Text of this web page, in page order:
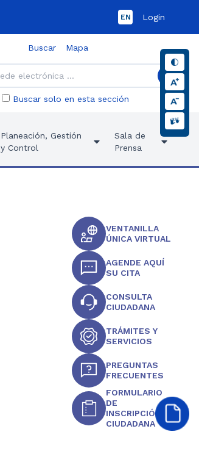
EN Login
Buscar Mapa
Buscar solo en esta sección
Planeación, Gestión
y Control
Sala de
Prensa
VENTANILLA
ÚNICA VIRTUAL
AGENDE AQUÍ
SU CITA
CONSULTA
CIUDADANA
TRÁMITES Y
SERVICIOS
PREGUNTAS
FRECUENTES
FORMULARIO
DE
INSCRIPCIÓN
CIUDADANA